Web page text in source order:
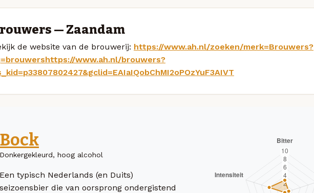
— Zaandam
de website van de brouwerij: https://www.ah.nl/zoeken/merk=Brouwers?
www.ah.nl/brouwers?
Bock
Donkergekleurd, hoog alcohol
Een typisch Nederlands (en Duits)
seizoensbier die van oorsprong ondergistend